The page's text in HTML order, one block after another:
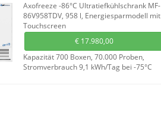
Axofreeze -86°C Ultratiefkühlschrank MF-
86V958TDV, 958 l, Energiesparmodell mit
Touchscreen
€ 17.980,00
Kapazität 700 Boxen, 70.000 Proben,
Stromverbrauch 9,1 kWh/Tag bei -75°C